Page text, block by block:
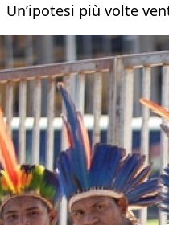
Un’ipotesi più volte